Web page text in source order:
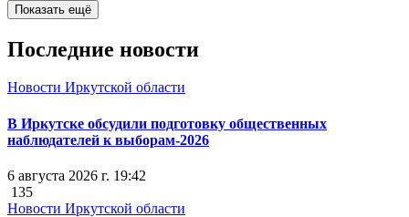
Показать ещё
Последние новости
Новости Иркутской области
В Иркутске обсудили подготовку общественных
наблюдателей к выборам-2026
6 августа 2026 г. 19:42
135
Новости Иркутской области